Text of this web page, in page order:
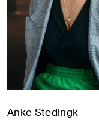
Anke Stedingk